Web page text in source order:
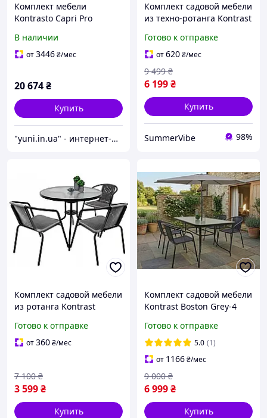
Комплект мебели
Kontrasto Capri Pro
мест
В наличии
от3446₴/мес
20 674₴
Купить
"yuni.in.ua" - интернет-магазин
Комплект садовой мебели
из техно-ротанга Kontrast
столом и шестью
стульями для сада
Чёрный
Готово к отправке
от620₴/мес
6 199₴
9 499 ₴
Купить
SummerVibe 98%
Комплект садовой мебели
из ротанга Kontrast
столом 80см и тремя
стульями на дачу
Готово к отправке
от360₴/мес
3 599₴
7 100 ₴
Купить
Комплект садовой мебели
Kontrast Boston Grey-4
Готово к отправке
5.0 (1)
от 1166₴/мес
6 999₴
9 000 ₴
Купить